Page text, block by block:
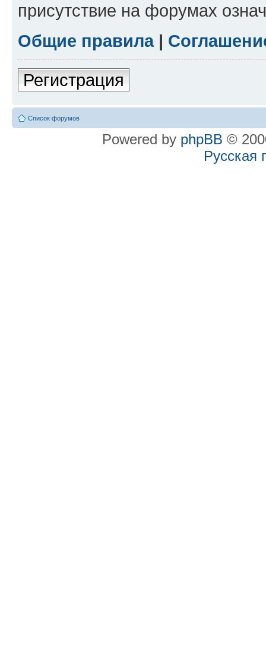
присутствие на форумах
Общие правила|
Регистрация
Список форумов
Powered by phpBB ©
Русская